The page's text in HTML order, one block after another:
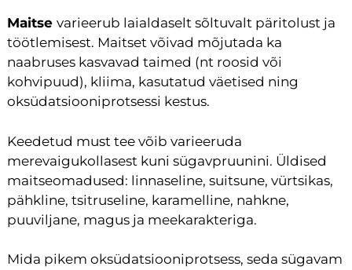
Maitse varieerub laialdaselt sõltuvalt päritolust ja
töötlemisest. Maitset võivad mõjutada ka
naabruses kasvavad taimed (nt roosid või
kohvipuud), kliima, kasutatud väetised ning
oksüdatsiooniprotsessi kestus.
Keedetud must tee võib varieeruda
merevaigukollasest kuni sügavpruunini. Üldised
maitseomadused: linnaseline, suitsune, vürtsikas,
pähkline, tsitruseline, karamelline, nahkne,
puuviljane, magus ja meekarakteriga.
Mida pikem oksüdatsiooniprotsess, seda sügavam